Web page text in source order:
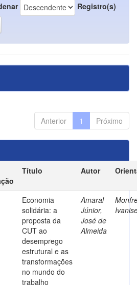
Registro(s)
Anterior 1 Próximo
Título Autor
Economia
solidária: a
proposta da
CUT ao
desemprego
estrutural e as
transformações
no mundo do
trabalho
Amaral
Júnior,
José de
Almeida